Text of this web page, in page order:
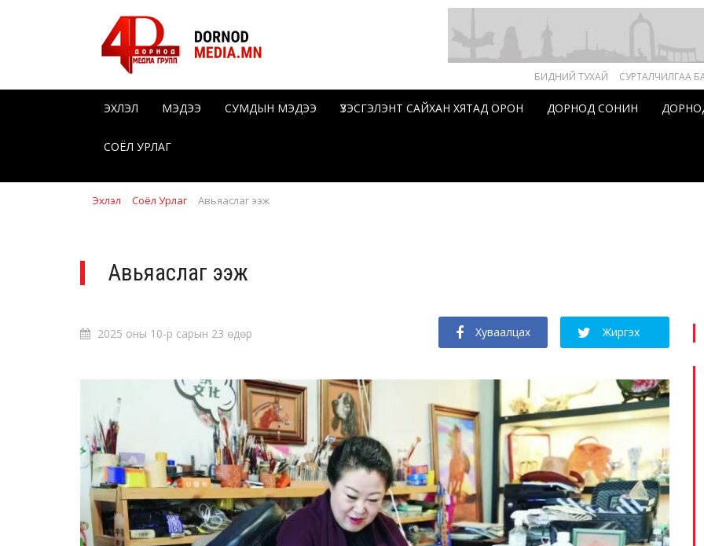
БИДНИЙ ТУХАЙ СУРТАЛЧИЛГАА
ЭХЛЭЛ МЭДЭЭ СУМДЫН МЭДЭЭ ҮЗЭСГЭЛЭНТ САЙХАН ХЯТАД ОРОН ДОРНОД СОНИН
СОЁЛ УРЛАГ
Эхлэл Соёл Урлаг Авьяаслаг ээж
Авьяаслаг ээж
2025 оны 10-р сарын 23 өдөр Хуваалцах Жиргэх